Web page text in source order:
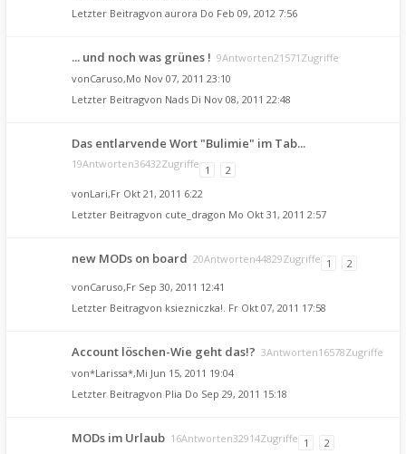
Letzter Beitragvon aurora Do Feb 09, 2012 7:56
... und noch was grünes ! 9Antworten21571Zugriffe
vonCaruso,Mo Nov 07, 2011 23:10
Letzter Beitragvon Nads Di Nov 08, 2011 22:48
Das entlarvende Wort "Bulimie" im Tab...
19Antworten36432Zugriffe 1
2
vonLari,Fr Okt 21, 2011 6:22
Letzter Beitragvon cute_dragon Mo Okt 31, 2011 2:57
new MODs on board 20Antworten44829Zugriffe 1
2
vonCaruso,Fr Sep 30, 2011 12:41
Letzter Beitragvon ksiezniczka!. Fr Okt 07, 2011 17:58
Account löschen-Wie geht das!? 3Antworten16578Zugriffe
von*Larissa*,Mi Jun 15, 2011 19:04
Letzter Beitragvon Plia Do Sep 29, 2011 15:18
MODs im Urlaub 16Antworten32914Zugriffe 1
2